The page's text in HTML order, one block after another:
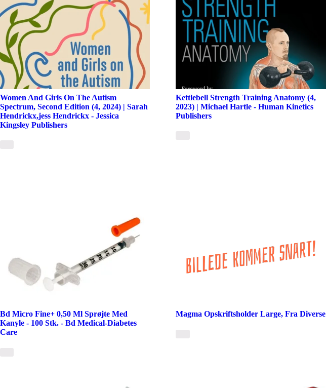
Women And Girls On The Autism
Spectrum, Second Edition (4, 2024) | Sarah
Hendrickx,jess Hendrickx - Jessica
Kingsley Publishers
Kettlebell Strength Training Anatomy (4,
2023) | Michael Hartle - Human Kinetics
Publishers
Bd Micro Fine+ 0,50 Ml Sprøjte Med
Kanyle - 100 Stk. - Bd Medical-Diabetes
Care
Magma Opskriftsholder Large, Fra Diverse